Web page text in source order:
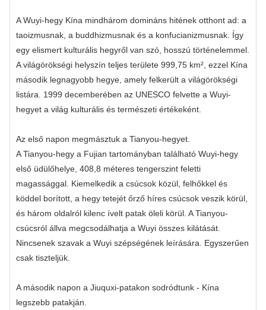
A Wuyi-hegy Kína mindhárom domináns hitének otthont ad: a
taoizmusnak, a buddhizmusnak és a konfucianizmusnak. Így
egy elismert kulturális hegyről van szó, hosszú történelemmel.
A világörökségi helyszín teljes területe 999,75 km², ezzel Kína
második legnagyobb hegye, amely felkerült a világörökségi
listára. 1999 decemberében az UNESCO felvette a Wuyi-
hegyet a világ kulturális és természeti értékeként.
Az első napon megmásztuk a Tianyou-hegyet.
A Tianyou-hegy a Fujian tartományban található Wuyi-hegy
első üdülőhelye, 408,8 méteres tengerszint feletti
magassággal. Kiemelkedik a csúcsok közül, felhőkkel és
köddel borított, a hegy tetejét őrző híres csúcsok veszik körül,
és három oldalról kilenc ívelt patak öleli körül. A Tianyou-
csúcsról állva megcsodálhatja a Wuyi összes kilátását.
Nincsenek szavak a Wuyi szépségének leírására. Egyszerűen
csak tiszteljük.
A második napon a Jiuquxi-patakon sodródtunk - Kína
legszebb patakján.